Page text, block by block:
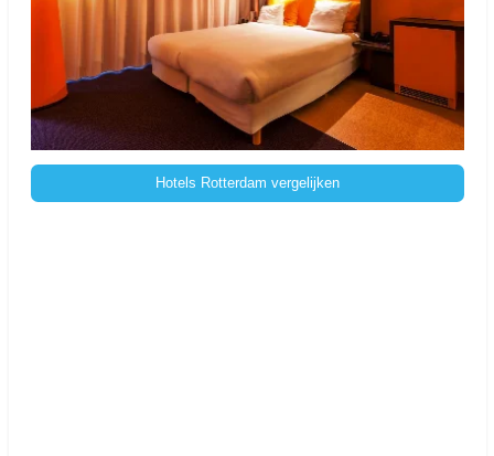
Hotels Rotterdam vergelijken